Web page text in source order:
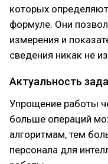
которых
формуле. Они
измерения и
сведения никак не
Актуальность
Упрощение работы
больше операций
алгоритмам, тем
персонала для